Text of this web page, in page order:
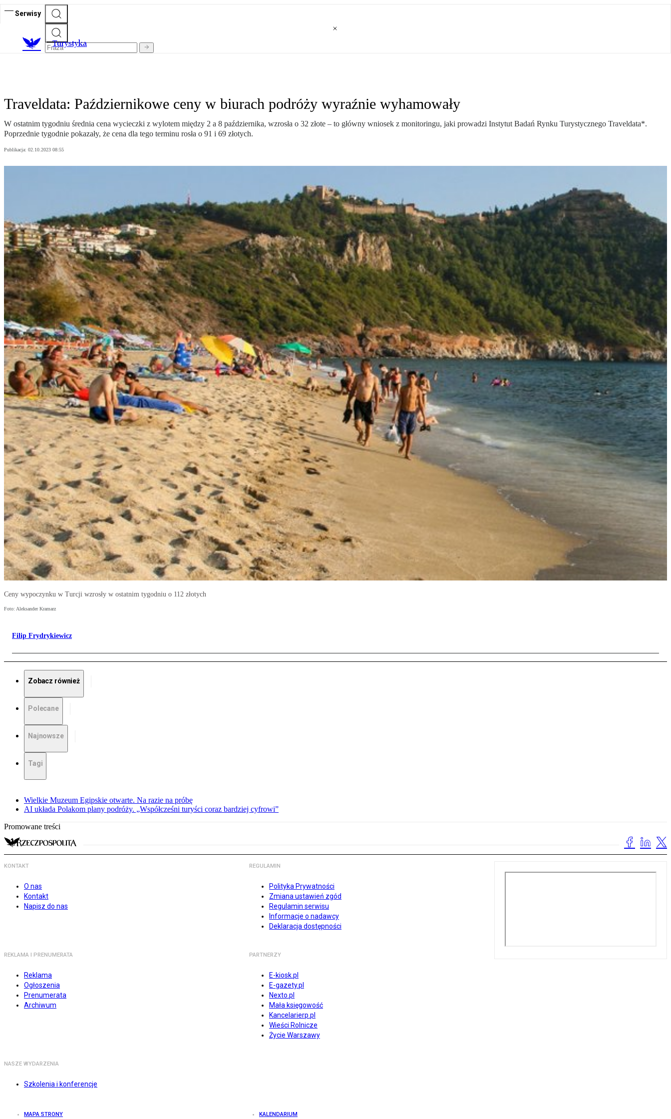
Serwisy
Turystyka
Traveldata: Październikowe ceny w biurach podróży wyraźnie wyhamowały
W ostatnim tygodniu średnia cena wycieczki z wylotem między 2 a 8 października, wzrosła o 32 złote – to główny wniosek z monitoringu, jaki prowadzi Instytut Badań Rynku Turystycznego Traveldata*.
Poprzednie tygodnie pokazały, że cena dla tego terminu rosła o 91 i 69 złotych.
Publikacja: 02.10.2023 08:55
Ceny wypoczynku w Turcji wzrosły w ostatnim tygodniu o 112 złotych
Foto: Aleksander Kramarz
Filip Frydrykiewicz
Zobacz również
Polecane
Najnowsze
Tagi
Wielkie Muzeum Egipskie otwarte. Na razie na próbę
AI układa Polakom plany podróży. „Współcześni turyści coraz bardziej cyfrowi”
Promowane treści
KONTAKT
O nas
Kontakt
Napisz do nas
REGULAMIN
Polityka Prywatności
Zmiana ustawień zgód
Regulamin serwisu
Informacje o nadawcy
Deklaracja dostępności
REKLAMA I PRENUMERATA
Reklama
Ogłoszenia
Prenumerata
Archiwum
PARTNERZY
E-kiosk.pl
E-gazety.pl
Nexto.pl
Mała księgowość
Kancelarierp.pl
Wieści Rolnicze
Życie Warszawy
NASZE WYDARZENIA
Szkolenia i konferencje
MAPA STRONY KALENDARIUM